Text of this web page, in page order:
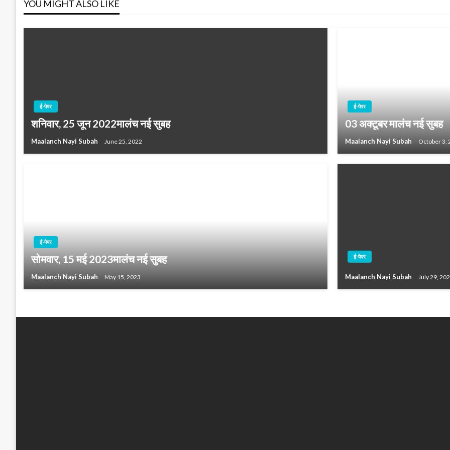
YOU MIGHT ALSO LIKE
ई-पेपर
शनिवार, 25 जून 2022मालंच नई सुबह
Maalanch Nayi Subah June 25, 2022
ई-पेपर
03 अक्टूबर मालंच नई सुबह
Maalanch Nayi Subah October 3,
ई-पेपर
सोमवार, 15 मई 2023मालंच नई सुबह
Maalanch Nayi Subah May 15, 2023
ई-पेपर
Maalanch Nayi Subah July 29,